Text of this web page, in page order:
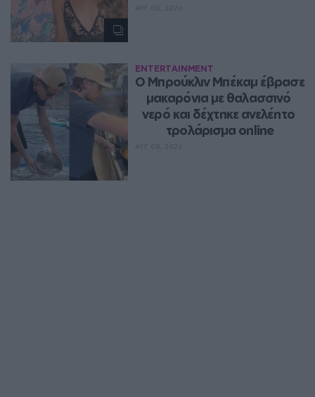
ENTERTAINMENT
Ο Μπρούκλιν Μπέκαμ έβρασε
μακαρόνια με θαλασσινό
νερό και δέχτηκε ανελέητο
τρολάρισμα online